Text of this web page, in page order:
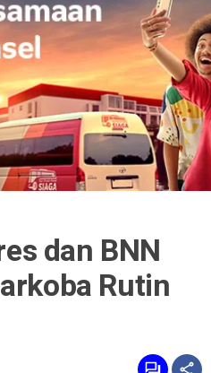
dan BNN
Rutin